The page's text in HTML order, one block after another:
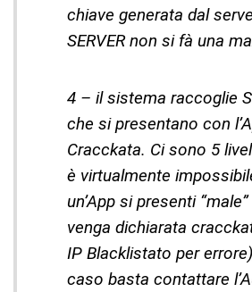
chiave generata dal
SERVER non si fà una
4 – il sistema raccoglie
che si presentano con
Cracckata. Ci sono 5
è virtualmente
un’App si presenti
venga dichiarata
IP Blacklistato per
caso basta contattare